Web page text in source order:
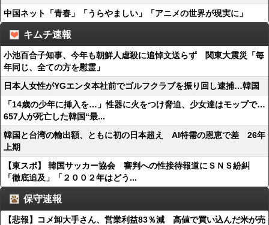
中国ネット「青春」「うらやましい」「アニメの世界が現実に」
キムチ速報
小池百合子知事、今年も朝鮮人虐殺に追悼文送らず 関東大震災「毎
年同じ、全ての方を慰霊」
日本人女性がYGエンタ本社前でゴルフクラブを振り回し逮捕…韓国
「14歳の少年に挿入を…」性器に火をつけ脅迫、少女達はモップで…
657人が死亡した韓国“最...
韓国と台湾の輸出額、ともに初の日本超え AI特需の恩恵で差 26年
上期
【東スポ】 韓国サッカー協会 審判への性接待報道にＳＮＳ紛糾
「徹底追及」「２００２年はどう...
保守速報
【悲報】コメ卸大手さん、営業利益83％減 高値で買い込んだ米が売